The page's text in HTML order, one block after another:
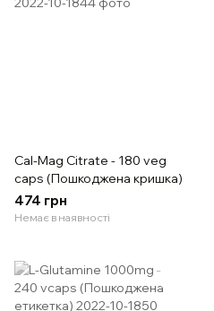
Cal-Mag Citrate - 180 veg
caps (Пошкоджена кришка)
474 грн
Немає в наявності